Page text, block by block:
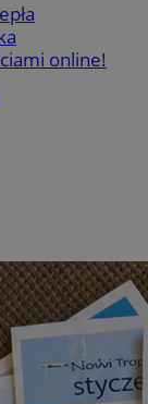
online!